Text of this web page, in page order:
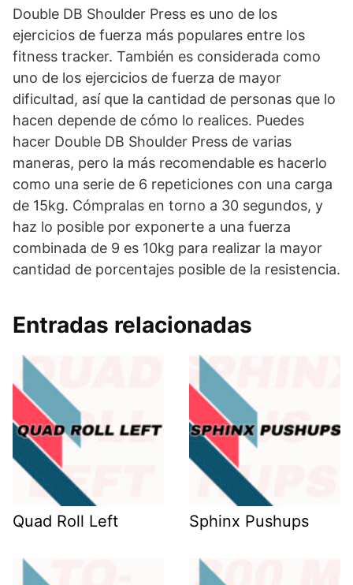
Double DB Shoulder Press es uno de los
ejercicios de fuerza más populares entre los
fitness tracker. También es considerada como
uno de los ejercicios de fuerza de mayor
dificultad, así que la cantidad de personas que lo
hacen depende de cómo lo realices. Puedes
hacer Double DB Shoulder Press de varias
maneras, pero la más recomendable es hacerlo
como una serie de 6 repeticiones con una carga
de 15kg. Cómpralas en torno a 30 segundos, y
haz lo posible por exponerte a una fuerza
combinada de 9 es 10kg para realizar la mayor
cantidad de porcentajes posible de la resistencia.
Entradas relacionadas
Quad Roll Left Sphinx Pushups